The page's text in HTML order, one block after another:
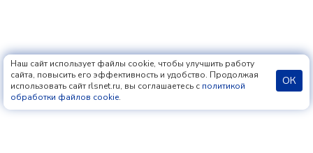
Наш сайт использует файлы cookie, чтобы улучшить работу
сайта, повысить его эффективность и удобство. Продолжая
использовать сайт rlsnet.ru, вы соглашаетесь с политикой
обработки файлов cookie.
ОК